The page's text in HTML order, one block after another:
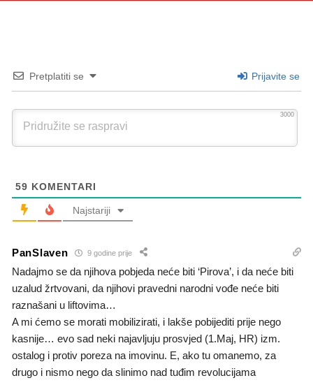
Pretplatiti se Prijavite se
3000
59 KOMENTARI
Najstariji
PanSlaven 9 godine prije
Nadajmo se da njihova pobjeda neće biti ‘Pirova’, i da neće biti
uzalud žrtvovani, da njihovi pravedni narodni vođe neće biti
raznašani u liftovima…
A mi ćemo se morati mobilizirati, i lakše pobijediti prije nego
kasnije… evo sad neki najavljuju prosvjed (1.Maj, HR) izm.
ostalog i protiv poreza na imovinu. E, ako tu omanemo, za
drugo i nismo nego da slinimo nad tuđim revolucijama